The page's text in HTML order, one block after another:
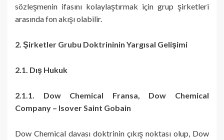
sözleşmenin ifasını kolaylaştırmak için grup şirketleri
arasında fon akışı olabilir.
2. Şirketler Grubu Doktrininin Yargısal Gelişimi
2.1. Dış Hukuk
2.1.1. Dow Chemical Fransa, Dow Chemical
Company – Isover Saint Gobain
Dow Chemical davası doktrinin çıkış noktası olup, Dow